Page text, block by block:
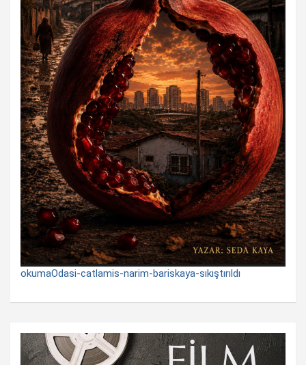
okumaOdasi-catlamis-narim-bariskaya-sıkıştırıldı